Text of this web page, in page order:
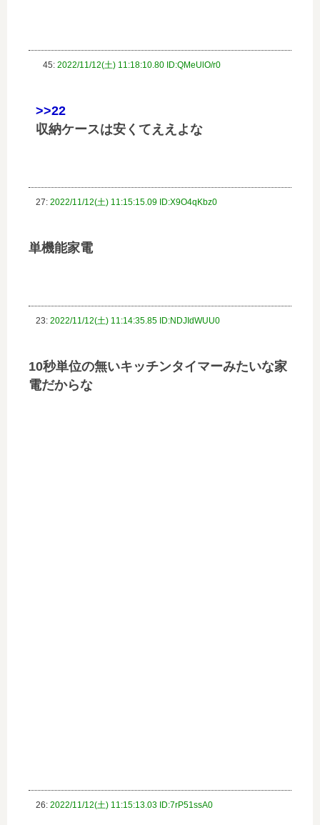
45: 2022/11/12(土) 11:18:10.80 ID:QMeUlO/r0
>>22
収納ケースは安くてええよな
27: 2022/11/12(土) 11:15:15.09 ID:X9O4qKbz0
単機能家電
23: 2022/11/12(土) 11:14:35.85 ID:NDJIdWUU0
10秒単位の無いキッチンタイマーみたいな家
電だからな
26: 2022/11/12(土) 11:15:13.03 ID:7rP51ssA0